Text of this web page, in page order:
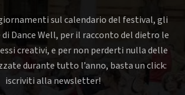
sul calendario del festival, gli
di Dance Well, per il racconto del dietro le
creativi, e per non perderti nulla delle
durante tutto l’anno, basta un click:
iscriviti alla newsletter!